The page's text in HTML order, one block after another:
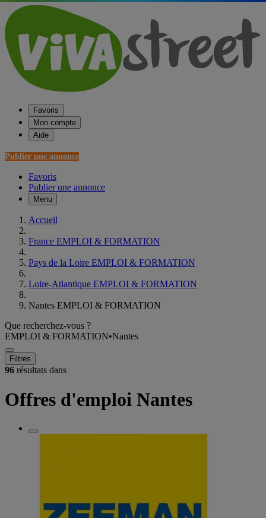
Favoris
Mon compte
Aide
Publier une annonce
Favoris
Publier une annonce
Menu
Accueil
France EMPLOI & FORMATION
Pays de la Loire EMPLOI & FORMATION
Loire-Atlantique EMPLOI & FORMATION
Nantes EMPLOI & FORMATION
Que recherchez-vous ?
EMPLOI & FORMATION•Nantes
Filtres
96 résultats dans
Offres d'emploi Nantes